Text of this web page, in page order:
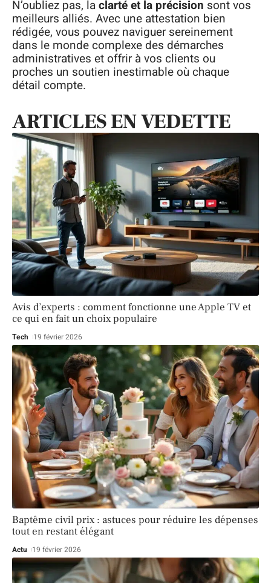
N’oubliez pas, laclarté et la précision sont vos
meilleurs alliés. Avec une attestation bien
rédigée, vous pouvez naviguer sereinement
dans le monde complexe des démarches
administratives et offrir à vos clients ou
proches un soutien inestimable où chaque
détail compte.
ARTICLES EN VEDETTE
Avis d’experts : comment fonctionne une Apple TV et
ce qui en fait un choix populaire
Tech 19 février 2026
Baptême civil prix : astuces pour réduire les dépenses
tout en restant élégant
Actu 19 février 2026